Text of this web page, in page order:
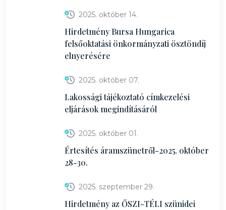
2025. október 14.
Hirdetmény Bursa Hungarica
felsőoktatási önkormányzati ösztöndíj
elnyerésére
2025. október 07.
Lakossági tájékoztató címkezelési
eljárások megindításáról
2025. október 01.
Értesítés áramszünetről-2025. október
28-30.
2025. szeptember 29.
Hirdetmény az ŐSZI-TÉLI szünidei